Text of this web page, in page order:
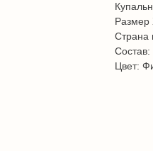
Размер
Страна
Состав:
Цвет: